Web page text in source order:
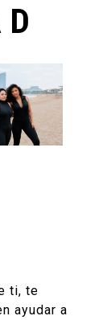
ti, te
ayudar a